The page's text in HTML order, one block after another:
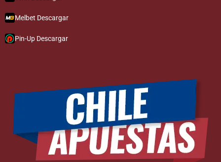
Melbet Descargar
Pin-Up Descargar